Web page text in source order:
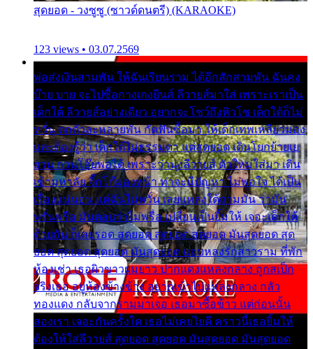
สุดยอด - วงซูซู (ซาวด์ดนตรี) (KARAOKE)
123 views • 03.07.2569
พ่อส่งเงินสามพัน ให้ฉันเรียนราม ได้อีกสักสามพัน ฉันคง
บ๊าย บาย จะไปซื้อกางเกงยีนส์ ลีวายส์มาใส่ เพราะเราเป็น
เด็กใต้ ลีวายส์อย่างเดียว อยากจะโชว์ถึงหิวโซ เด็กใต้ก็ไม่
หวั่น ตกตัวละหลายพัน กัดฟันซื้อมา ให้เด็กเทพเหลียวมอง
และต้องรู้ว่า เด็กใต้ไม่ธรรมดา แต่สุดยอด เดินโยกย้ายเย
ยวน กวนโอ๊ยพอได้ เพราะว่านุ่งลีวายส์ ตัวใหม่ใส่มา เดิน
เข้ามหาลัย จิ๊กโก๊มองหน้า ท่าจะมีปัญหา ไม่พอใจ ได้เป็น
เรื่องแน่นอน แต่ฉันไม่หวั่น เลยแหลงใต้ถามมัน ว่ามัน
พรั่นพรือ มันตอบว่าไม่พรื่อ เปลี่ยนเป็นยิ้มให้ เจอะเด็กใต้
ด้วยกัน ก็เลยรอด สุดยอด สุดยอด สุดยอด มันสุดยอด สุด
ยอด สุดยอด สุดยอด มันสุดยอด แอบหลงรักสาวราม ที่พัก
ห้องเช่า เธอผิวขาวผมยาว ปากแดงแหลงกลาง ถูกสเป็ก
จริงเธอ อยู่ห้องข้างข้าง อยากเข้าไปแหลงกลาง กลัว
ทองแดง กลับจากรามมาเจอ เธอมาซื้อข้าว แต่ก่อนนั้น
สองเรา เจอะกันครั้งใด เธอไม่เคยไยดี คราวนี้เธอยิ้มให้
ต้องให้ใส่ลีวายส์ สุดยอด สุดยอด มันสุดยอด มันสุดยอด